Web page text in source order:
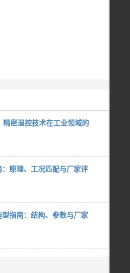
密温控技术在工业领域的
原理、工况匹配与厂家评
指南：结构、参数与厂家